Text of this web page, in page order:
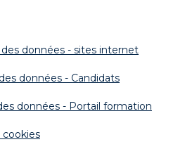
données - sites internet
données - Candidats
données - Portail formation